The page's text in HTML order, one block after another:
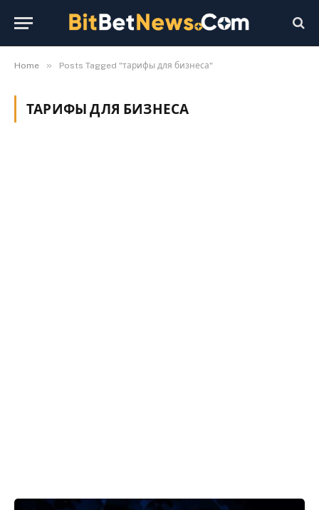
Home » Posts Tagged "тарифы для бизнеса"
ТАРИФЫ ДЛЯ БИЗНЕСА